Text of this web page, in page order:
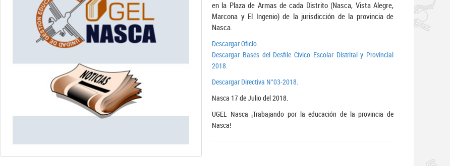
en la Plaza de Armas de cada Distrito (Nasca, Vista Alegre,
Marcona y El Ingenio) de la jurisdicción de la provincia de
Nasca.
Descargar Oficio.
Descargar Bases del Desfile Cívico Escolar Distrital y Provincial
2018.
Descargar Directiva N°03-2018.
Nasca 17 de Julio del 2018.
UGEL Nasca ¡Trabajando por la educación de la provincia de
Nasca!